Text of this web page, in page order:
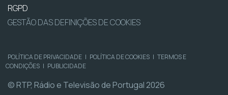
RGPD
GESTÃO DAS DEFINIÇÕES DE COOKIES
POLÍTICA DE PRIVACIDADE | POLÍTICA DE COOKIES | TERMOS E
CONDIÇÕES | PUBLICIDADE
© RTP, Rádio e Televisão de Portugal 2026